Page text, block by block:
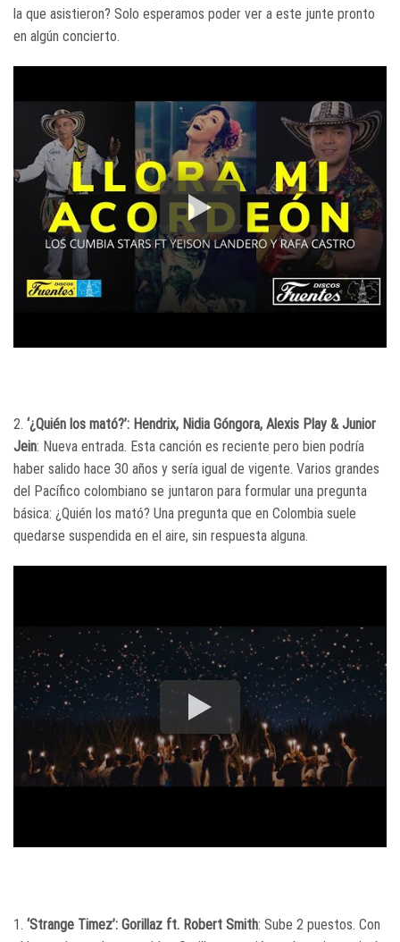
la que asistieron? Solo esperamos poder ver a este junte pronto
en algún concierto.
2. ‘¿Quién los mató?’: Hendrix, Nidia Góngora, Alexis Play & Junior
Jein: Nueva entrada. Esta canción es reciente pero bien podría
haber salido hace 30 años y sería igual de vigente. Varios grandes
del Pacífico colombiano se juntaron para formular una pregunta
básica: ¿Quién los mató? Una pregunta que en Colombia suele
quedarse suspendida en el aire, sin respuesta alguna.
1. ‘Strange Timez’: Gorillaz ft. Robert Smith: Sube 2 puestos. Con